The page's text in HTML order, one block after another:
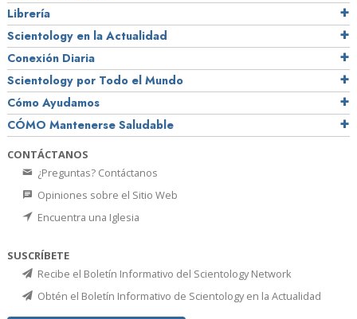
Librería
Scientology en la Actualidad
Conexión Diaria
Scientology por Todo el Mundo
Cómo Ayudamos
CÓMO Mantenerse Saludable
CONTÁCTANOS
¿Preguntas? Contáctanos
Opiniones sobre el Sitio Web
Encuentra una Iglesia
SUSCRÍBETE
Recibe el Boletín Informativo del Scientology Network
Obtén el Boletín Informativo de Scientology en la Actualidad